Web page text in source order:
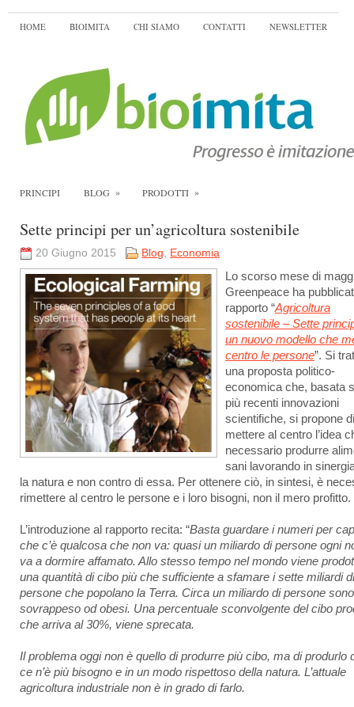
HOME BIOIMITA CHI SIAMO CONTATTI NEWSLETTER
PRINCIPI BLOG » PRODOTTI »
Sette principi per un’agricoltura sostenibile
20 Giugno 2015 Blog, Economia
Lo scorso mese di
Greenpeace ha
rapporto “Agricoltura
sostenibile – Sette
un nuovo modello che
centro le persone”. Si
una proposta politico-
economica che, basata
più recenti innovazioni
scientifiche, si propone di
mettere al centro l’idea
necessario produrre
sani lavorando in
la natura e non contro di essa. Per ottenere ciò, in sintesi, è
rimettere al centro le persone e i loro bisogni, non il mero profitto.
L’introduzione al rapporto recita: “Basta guardare i numeri per
che c’è qualcosa che non va: quasi un miliardo di persone ogni
va a dormire affamato. Allo stesso tempo nel mondo viene
una quantità di cibo più che sufficiente a sfamare i sette miliardi di
persone che popolano la Terra. Circa un miliardo di persone sono
sovrappeso od obesi. Una percentuale sconvolgente del cibo
che arriva al 30%, viene sprecata.
Il problema oggi non è quello di produrre più cibo, ma di produrlo
ce n’è più bisogno e in un modo rispettoso della natura. L’attuale
agricoltura industriale non è in grado di farlo.